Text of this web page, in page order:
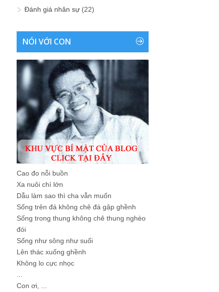
Đánh giá nhân sự (22)
NÓI VỚI CON
Cao đo nỗi buồn
Xa nuôi chí lớn
Dẫu làm sao thì cha vẫn muốn
Sống trên đá không chê đá gập ghềnh
Sống trong thung không chê thung nghèo
đói
Sống như sông như suối
Lên thác xuống ghềnh
Không lo cực nhọc
Con ơi, ...